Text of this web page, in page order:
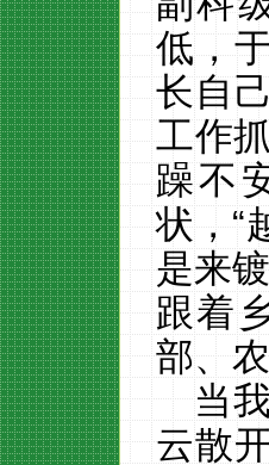
低，
长自
工作
躁不
状，“
是来
跟着
部、
当
云散